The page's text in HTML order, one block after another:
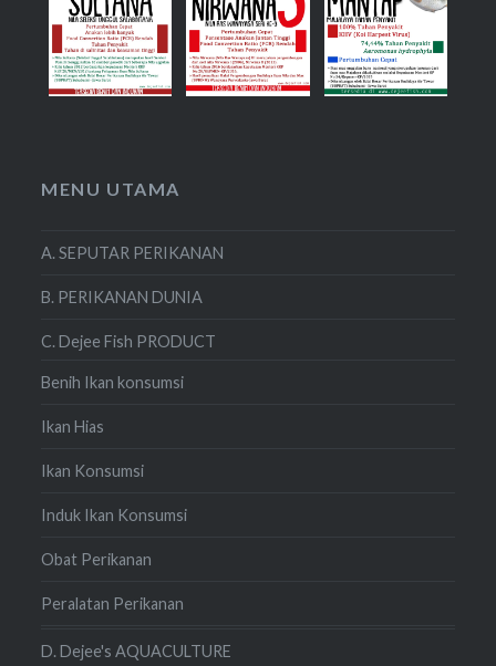
MENU UTAMA
A. SEPUTAR PERIKANAN
B. PERIKANAN DUNIA
C. Dejee Fish PRODUCT
Benih Ikan konsumsi
Ikan Hias
Ikan Konsumsi
Induk Ikan Konsumsi
Obat Perikanan
Peralatan Perikanan
D. Dejee's AQUACULTURE